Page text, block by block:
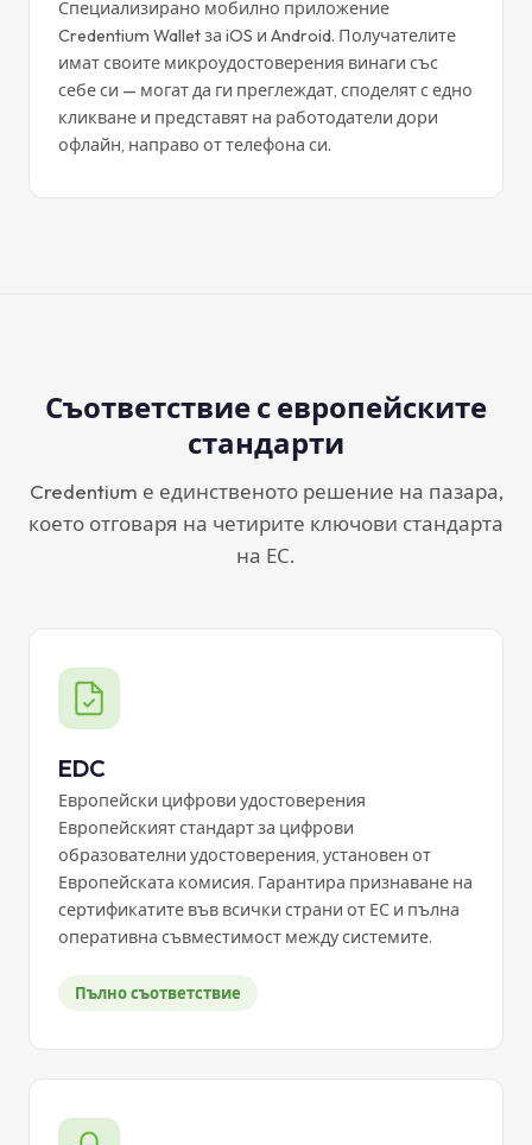
Специализирано мобилно приложение
Credentium Wallet за iOS и Android. Получателите
имат своите микроудостоверения винаги със
себе си — могат да ги преглеждат, споделят с едно
кликване и представят на работодатели дори
офлайн, направо от телефона си.
Съответствие с европейските
стандарти
Credentium е единственото решение на пазара,
което отговаря на четирите ключови стандарта
на ЕС.
EDC
Европейски цифрови удостоверения
Европейският стандарт за цифрови
образователни удостоверения, установен от
Европейската комисия. Гарантира признаване на
сертификатите във всички страни от ЕС и пълна
оперативна съвместимост между системите.
Пълно съответствие